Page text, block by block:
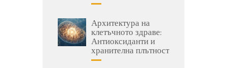
Архитектура на
клетъчното здраве:
Антиоксиданти и
хранителна плътност